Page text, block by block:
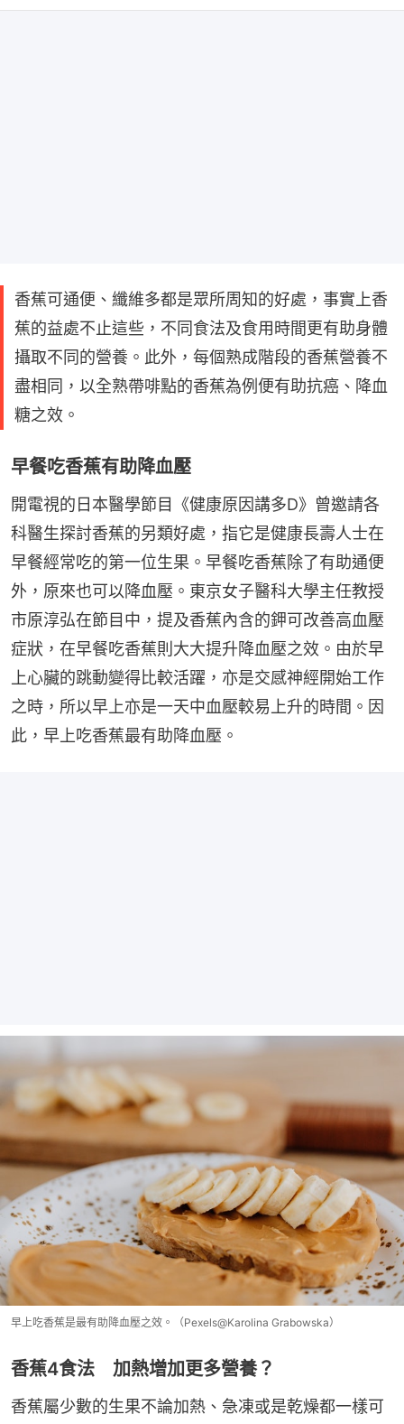
香蕉可通便、纖維多都是眾所周知的好處，事實上香
蕉的益處不止這些，不同食法及食用時間更有助身體
攝取不同的營養。此外，每個熟成階段的香蕉營養不
盡相同，以全熟帶啡點的香蕉為例便有助抗癌、降血
糖之效。
早餐吃香蕉有助降血壓
開電視的日本醫學節目《健康原因講多D》曾邀請各
科醫生探討香蕉的另類好處，指它是健康長壽人士在
早餐經常吃的第一位生果。早餐吃香蕉除了有助通便
外，原來也可以降血壓。東京女子醫科大學主任教授
市原淳弘在節目中，提及香蕉內含的鉀可改善高血壓
症狀，在早餐吃香蕉則大大提升降血壓之效。由於早
上心臟的跳動變得比較活躍，亦是交感神經開始工作
之時，所以早上亦是一天中血壓較易上升的時間。因
此，早上吃香蕉最有助降血壓。
早上吃香蕉是最有助降血壓之效。（Pexels@Karolina Grabowska）
香蕉4食法 加熱增加更多營養？
香蕉屬少數的生果不論加熱、急凍或是乾燥都一樣可